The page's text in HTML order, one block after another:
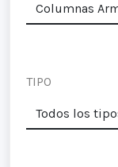
TIPO